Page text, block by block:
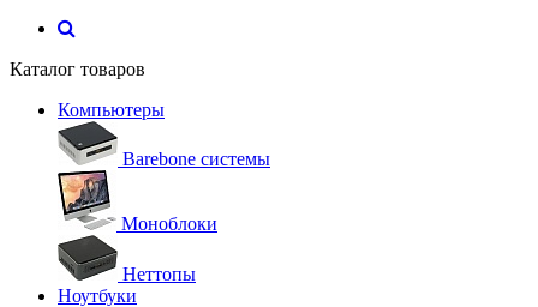
Каталог товаров
Компьютеры
Barebone системы
Моноблоки
Неттопы
Ноутбуки